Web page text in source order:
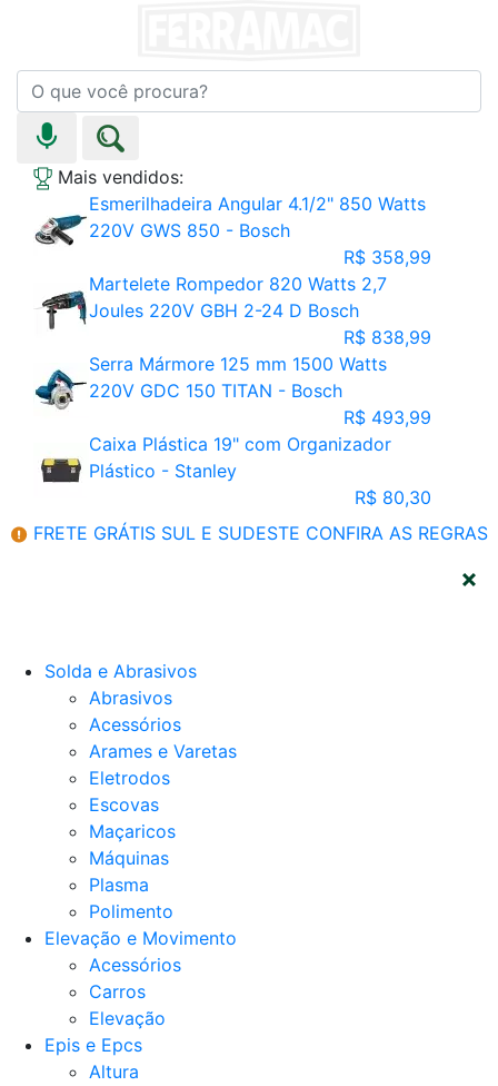
Mais vendidos:
Esmerilhadeira Angular 4.1/2" 850 Watts
220V GWS 850 - Bosch
R$ 358,99
Martelete Rompedor 820 Watts 2,7
Joules 220V GBH 2-24 D Bosch
R$ 838,99
Serra Mármore 125 mm 1500 Watts
220V GDC 150 TITAN - Bosch
R$ 493,99
Caixa Plástica 19" com Organizador
Plástico - Stanley
R$ 80,30
FRETE GRÁTIS SUL E SUDESTE CONFIRA AS REGRAS
Solda e Abrasivos
Abrasivos
Acessórios
Arames e Varetas
Eletrodos
Escovas
Maçaricos
Máquinas
Plasma
Polimento
Elevação e Movimento
Acessórios
Carros
Elevação
Epis e Epcs
Altura